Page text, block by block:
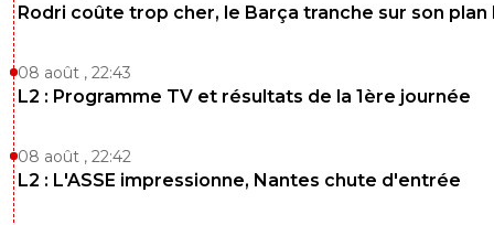
Rodri coûte trop cher, le Barça tranche sur son plan
08 août , 22:43
L2 : Programme TV et résultats de la 1ère journée
08 août , 22:42
L2 : L'ASSE impressionne, Nantes chute d'entrée